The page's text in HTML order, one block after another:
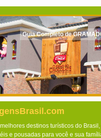
Guia Completo de
destinos turísticos do Brasil,
e pousadas para você e sua